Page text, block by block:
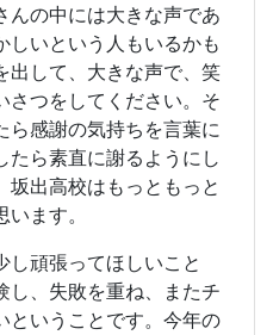
んの中には大きな声であ
しいという人もいるかも
出して、大きな声で、笑
さつをしてください。そ
ら感謝の気持ちを言葉に
たら素直に謝るようにし
坂出高校はもっともっと
ます。
頑張ってほしいこと
し、失敗を重ね、またチ
ということです。今年の